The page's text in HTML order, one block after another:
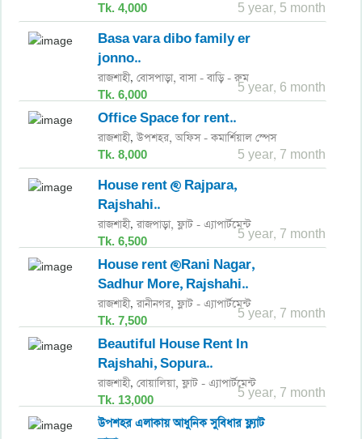
Tk. 4,000 5 year, 5 month
Basa vara dibo family er
jonno..
রাজশাহী,বোসপাড়া, বাসা - বাড়ি - রুম
Tk. 6,000 5 year, 6 month
Office Space for rent..
রাজশাহী,উপশহর, অফিস - কমার্শিয়াল স্পেস
Tk. 8,000 5 year, 7 month
House rent @ Rajpara,
Rajshahi..
রাজশাহী,রাজপাড়া, ফ্লাট - এ্যাপার্টমেন্ট
Tk. 6,500 5 year, 7 month
House rent @Rani Nagar,
Sadhur More, Rajshahi..
রাজশাহী,রানীনগর, ফ্লাট - এ্যাপার্টমেন্ট
Tk. 7,500 5 year, 7 month
Beautiful House Rent In
Rajshahi, Sopura..
রাজশাহী,বোয়ালিয়া, ফ্লাট - এ্যাপার্টমেন্ট
Tk. 13,000 5 year, 7 month
উপশহর এলাকায় আধুনিক সুবিধার ফ্ল্যাট